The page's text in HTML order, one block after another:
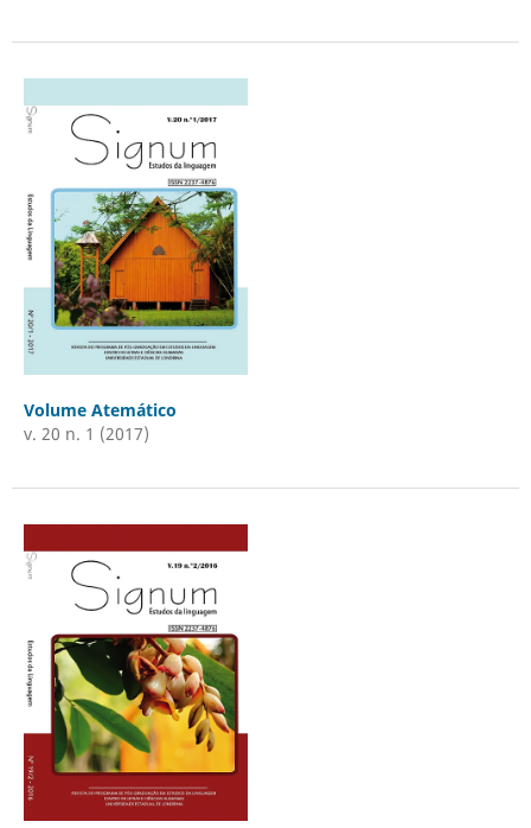
Volume Atemático
v. 20 n. 1 (2017)